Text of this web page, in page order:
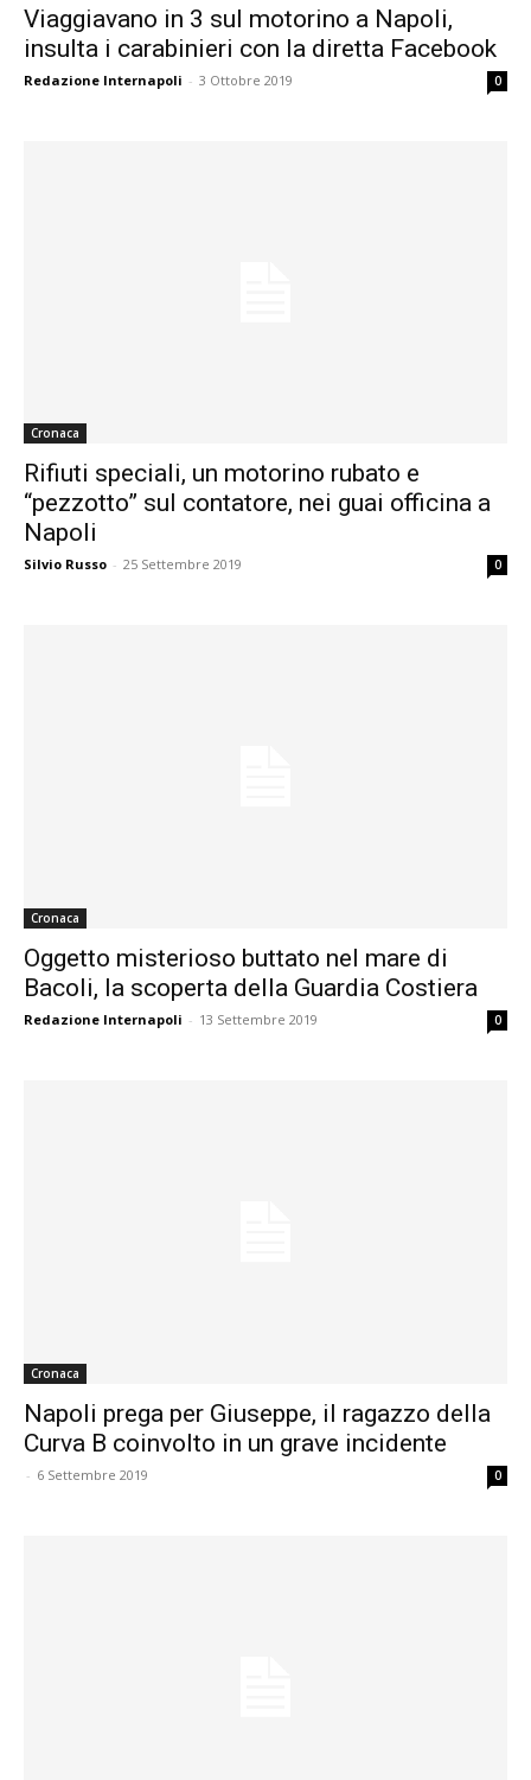
Viaggiavano in 3 sul motorino a Napoli,
insulta i carabinieri con la diretta Facebook
Redazione Internapoli - 3 Ottobre 2019 0
Cronaca
Rifiuti speciali, un motorino rubato e
“pezzotto” sul contatore, nei guai officina a
Napoli
Silvio Russo - 25 Settembre 2019 0
Cronaca
Oggetto misterioso buttato nel mare di
Bacoli, la scoperta della Guardia Costiera
Redazione Internapoli - 13 Settembre 2019 0
Cronaca
Napoli prega per Giuseppe, il ragazzo della
Curva B coinvolto in un grave incidente
- 6 Settembre 2019 0